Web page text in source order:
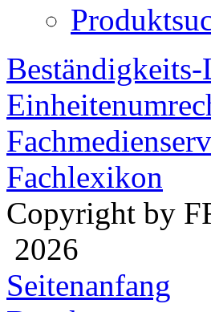
Beständigkeits-
Fachlexikon
Copyright by
2026
Seitenanfang